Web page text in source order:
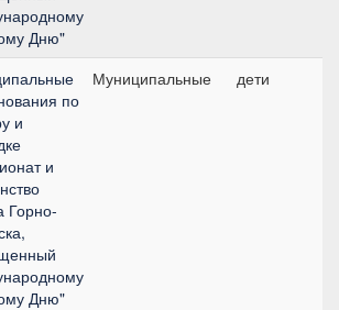
Дню"
по
и
и
Горно-
Дню"
Муниципальные дети